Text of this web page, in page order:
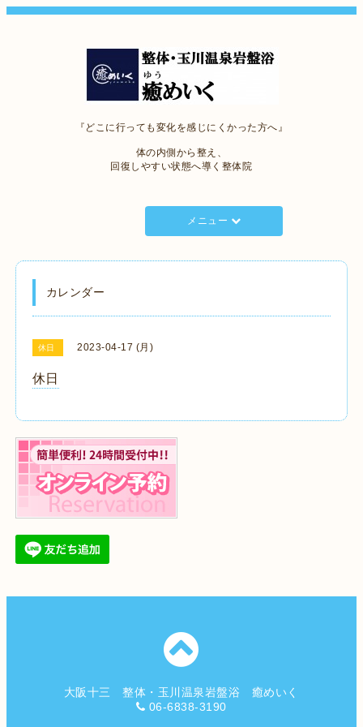
『どこに行っても変化を感じにくかった方へ』
体の内側から整え、
回復しやすい状態へ導く整体院
メニュー
カレンダー
休日 2023-04-17 (月)
休日
大阪十三 整体・玉川温泉岩盤浴 癒めいく
06-6838-3190